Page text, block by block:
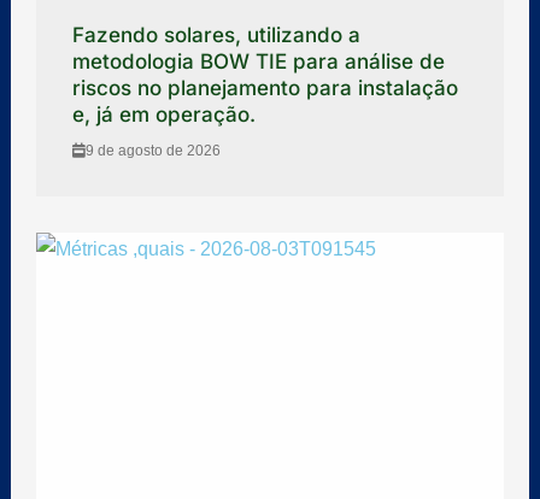
Fazendo solares, utilizando a
metodologia BOW TIE para análise de
riscos no planejamento para instalação
e, já em operação.
9 de agosto de 2026